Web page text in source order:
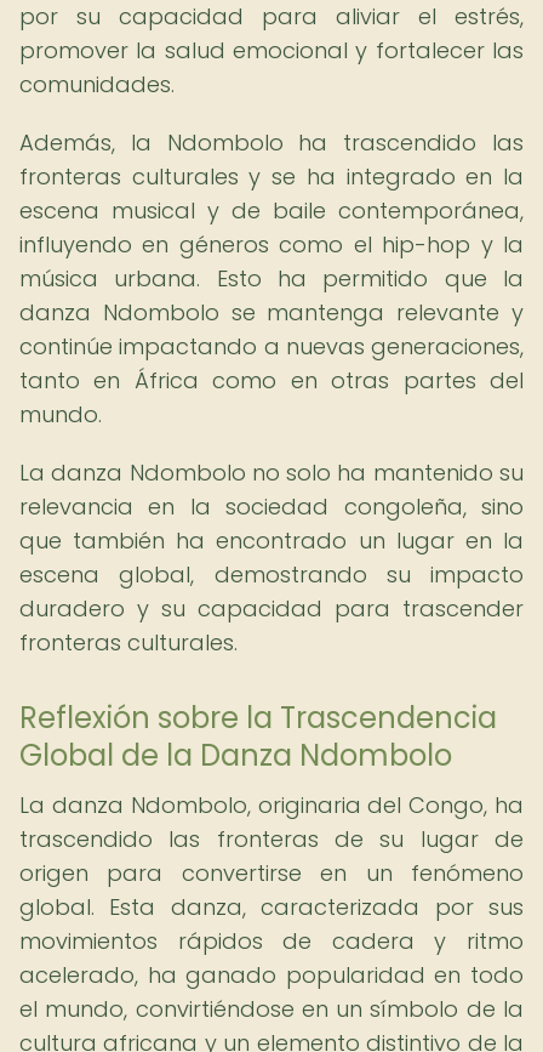
por su capacidad para aliviar el estrés,
promover la salud emocional y fortalecer las
comunidades.
Además, la Ndombolo ha trascendido las
fronteras culturales y se ha integrado en la
escena musical y de baile contemporánea,
influyendo en géneros como el hip-hop y la
música urbana. Esto ha permitido que la
danza Ndombolo se mantenga relevante y
continúe impactando a nuevas generaciones,
tanto en África como en otras partes del
mundo.
La danza Ndombolo no solo ha mantenido su
relevancia en la sociedad congoleña, sino
que también ha encontrado un lugar en la
escena global, demostrando su impacto
duradero y su capacidad para trascender
fronteras culturales.
Reflexión sobre la Trascendencia
Global de la Danza Ndombolo
La danza Ndombolo, originaria del Congo, ha
trascendido las fronteras de su lugar de
origen para convertirse en un fenómeno
global. Esta danza, caracterizada por sus
movimientos rápidos de cadera y ritmo
acelerado, ha ganado popularidad en todo
el mundo, convirtiéndose en un símbolo de la
cultura africana y un elemento distintivo de la